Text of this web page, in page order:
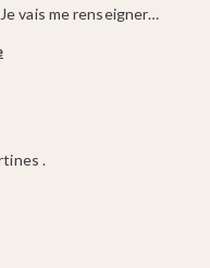
vais me renseigner…
.